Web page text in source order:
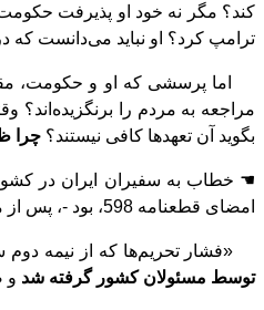
کند؟ مگر نه خود او پذیرفت حکومت
ترامپ کرد؟ او نباید میدانست که
اما پرسشی که او و حکومت،
مراجعه به مردم را برنگزیده
بگوید آن تعهدها کافی نیستند؟ چرا
☚ خطاب به سفیران ایران در
امضای قطعنامه 598، بود -، پس از مقایسه وضعیت امروز (جنگ اقتصادی) با وضعیت 30 سال پیش (روزهای پایانی جنگ 8 ساله)، می
«فشار تحریم‌ها که از نیمه دوم
توسط مسئولان کشور گرفته شد و